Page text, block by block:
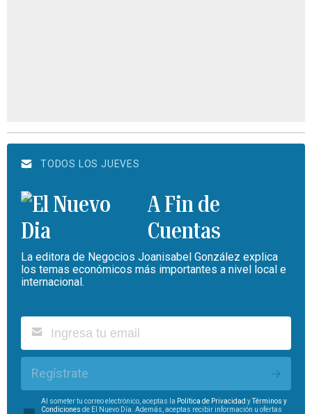
TODOS LOS JUEVES
A Fin de
Cuentas
La editora de Negocios Joanisabel González explica
los temas económicos más importantes a nivel local e
internacional.
Regístrate
Al someter tu correo electrónico, aceptas la Política de Privacidad yTérminos y
Condiciones de El Nuevo Día. Además, aceptas recibir información u ofertas